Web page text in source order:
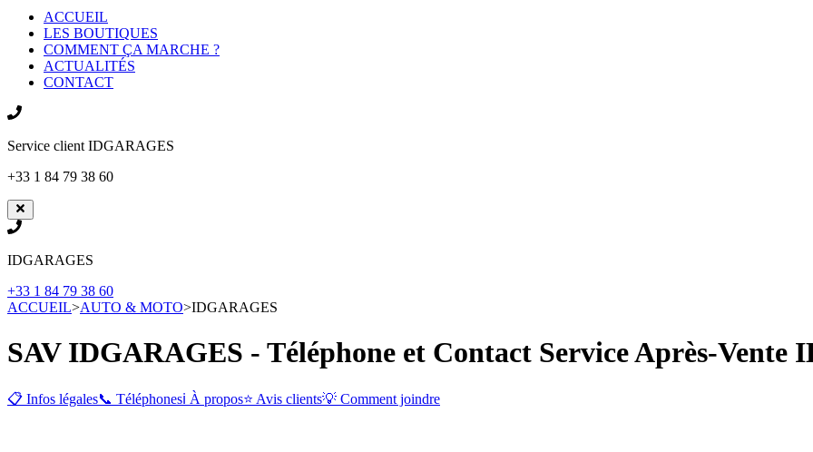
ACCUEIL
LES BOUTIQUES
COMMENT ÇA MARCHE ?
ACTUALITÉS
CONTACT
Service client IDGARAGES
+33 1 84 79 38 60
IDGARAGES
+33 1 84 79 38 60
ACCUEIL>AUTO & MOTO>IDGARAGES
SAV IDGARAGES - Téléphone et Contact Service Après-Vente
📋 Infos légales📞 Téléphonesℹ️ À propos⭐ Avis clients💡 Comment joindre